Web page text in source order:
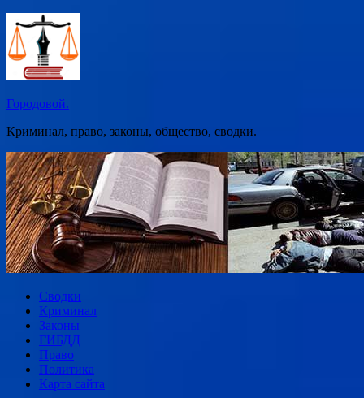
Перейти
содержимому
Городовой.
Криминал, право, законы, общество, сводки.
Сводки
Криминал
Законы
ГИБДД
Право
Политика
Карта сайта